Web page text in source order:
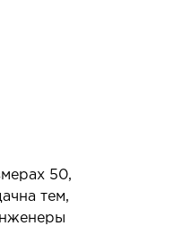
50,
тем,